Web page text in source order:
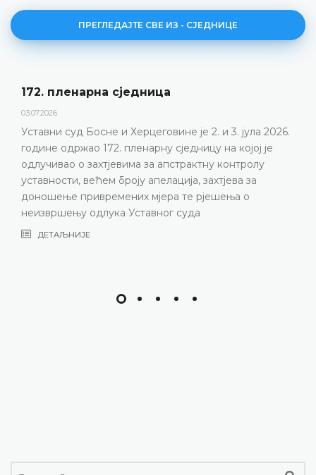
ПРЕГЛЕДАЈТЕ СВЕ ИЗ - СЈЕДНИЦЕ
172. пленарна сједницa
03.07.2026.
Уставни суд Босне и Херцеговине је 2. и 3. јула 2026.
године одржао 172. пленарну сједницу на којој је
одлучивао о захтјевима за апстрактну контролу
уставности, већем броју апелација, захтјева за
доношење привремених мјера те рјешења о
неизвршењу одлука Уставног суда
ДЕТАЉНИЈЕ